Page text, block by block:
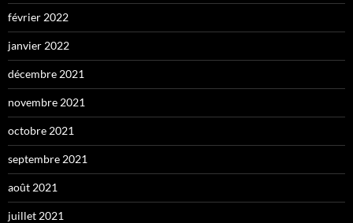
février 2022
janvier 2022
décembre 2021
novembre 2021
octobre 2021
septembre 2021
août 2021
juillet 2021